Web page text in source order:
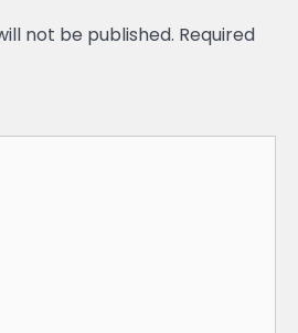
not be published. Required